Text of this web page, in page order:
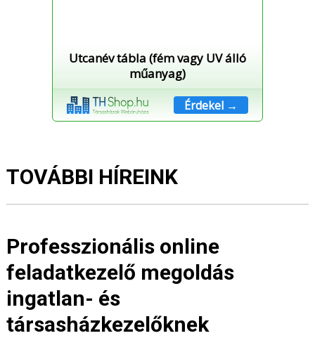
Utcanév tábla (fém vagy UV álló
műanyag)
Érdekel →
TOVÁBBI HÍREINK
Professzionális online
feladatkezelő megoldás
ingatlan- és
társasházkezelőknek